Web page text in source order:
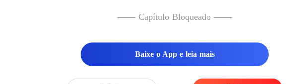
—— Capítulo Bloqueado ——
Baixe o App e leia mais